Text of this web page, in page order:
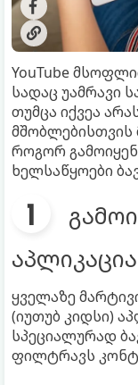
YouTube
სადაც უამრავი
თუმცა იქვეა
მშობლებისთვის
როგორ
ხელსაწყოები
ყველაზე
(იუთუბ კიდსი)
სპეციალურად
ფილტრავს